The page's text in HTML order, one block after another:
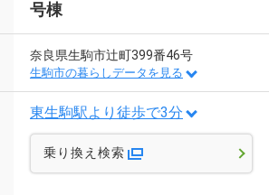
号棟
奈良県生駒市辻町399番46号
生駒市の暮らしデータを見る
東生駒駅より徒歩で3分
乗り換え検索